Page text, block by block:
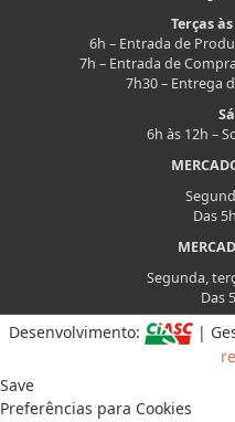
Terças
6h – Entrada de
7h – Entrada de
7h30 – Entrega
6h às 12h –
Das
Segunda,
Das
Desenvolvimento: |
Save
Preferências para Cookies